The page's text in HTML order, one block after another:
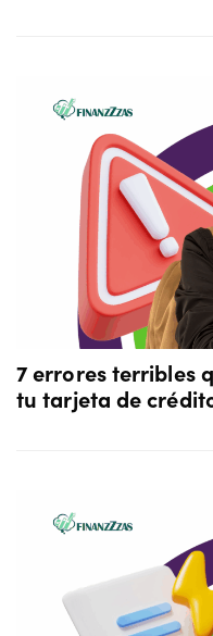
7 errores terribles
tu tarjeta de